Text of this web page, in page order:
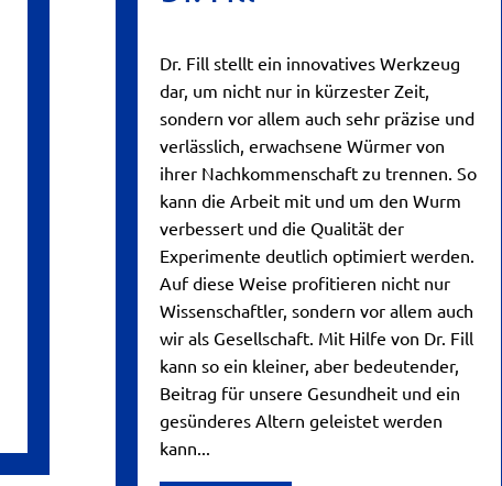
Dr. Fill stellt ein innovatives Werkzeug
dar, um nicht nur in kürzester Zeit,
sondern vor allem auch sehr präzise und
verlässlich, erwachsene Würmer von
ihrer Nachkommenschaft zu trennen. So
kann die Arbeit mit und um den Wurm
verbessert und die Qualität der
Experimente deutlich optimiert werden.
Auf diese Weise profitieren nicht nur
Wissenschaftler, sondern vor allem auch
wir als Gesellschaft. Mit Hilfe von Dr. Fill
kann so ein kleiner, aber bedeutender,
Beitrag für unsere Gesundheit und ein
gesünderes Altern geleistet werden
kann...